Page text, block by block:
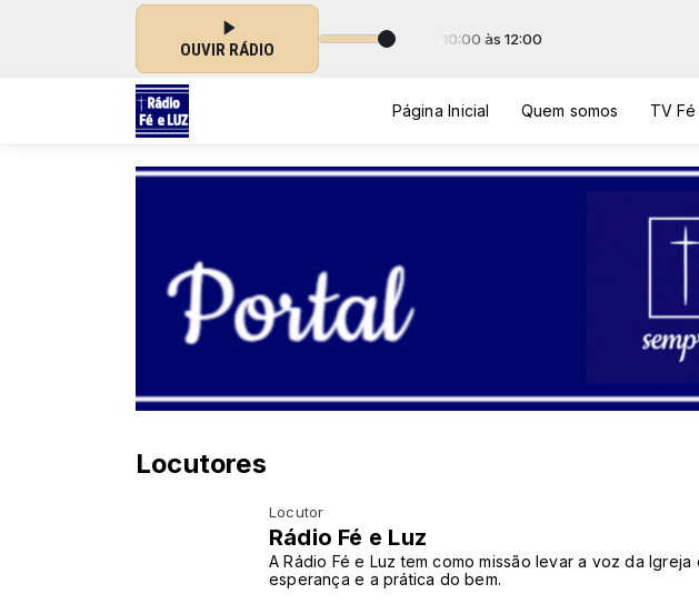
OUVIR RÁDIO
Dia Amigos com Rede Imaculada de Comunicação das 10:00 às 12:00
Página Inicial Quem somos TV
Locutores
Locutor
Rádio Fé e Luz
A Rádio Fé e Luz tem como missão levar a voz da
esperança e a prática do bem.